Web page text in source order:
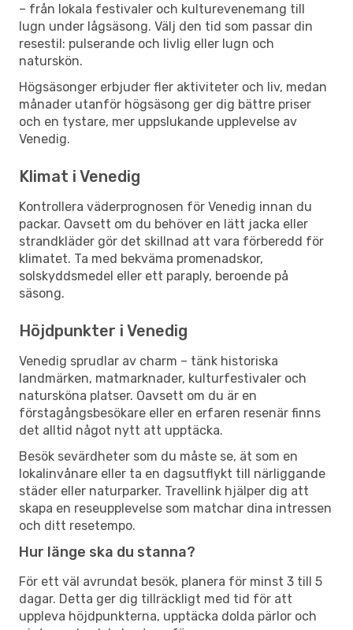
– från lokala festivaler och kulturevenemang till
lugn under lågsäsong. Välj den tid som passar din
resestil: pulserande och livlig eller lugn och
naturskön.
Högsäsonger erbjuder fler aktiviteter och liv, medan
månader utanför högsäsong ger dig bättre priser
och en tystare, mer uppslukande upplevelse av
Venedig.
Klimat i Venedig
Kontrollera väderprognosen för Venedig innan du
packar. Oavsett om du behöver en lätt jacka eller
strandkläder gör det skillnad att vara förberedd för
klimatet. Ta med bekväma promenadskor,
solskyddsmedel eller ett paraply, beroende på
säsong.
Höjdpunkter i Venedig
Venedig sprudlar av charm – tänk historiska
landmärken, matmarknader, kulturfestivaler och
natursköna platser. Oavsett om du är en
förstagångsbesökare eller en erfaren resenär finns
det alltid något nytt att upptäcka.
Besök sevärdheter som du måste se, ät som en
lokalinvånare eller ta en dagsutflykt till närliggande
städer eller naturparker. Travellink hjälper dig att
skapa en reseupplevelse som matchar dina intressen
och ditt resetempo.
Hur länge ska du stanna?
För ett väl avrundat besök, planera för minst 3 till 5
dagar. Detta ger dig tillräckligt med tid för att
uppleva höjdpunkterna, upptäcka dolda pärlor och